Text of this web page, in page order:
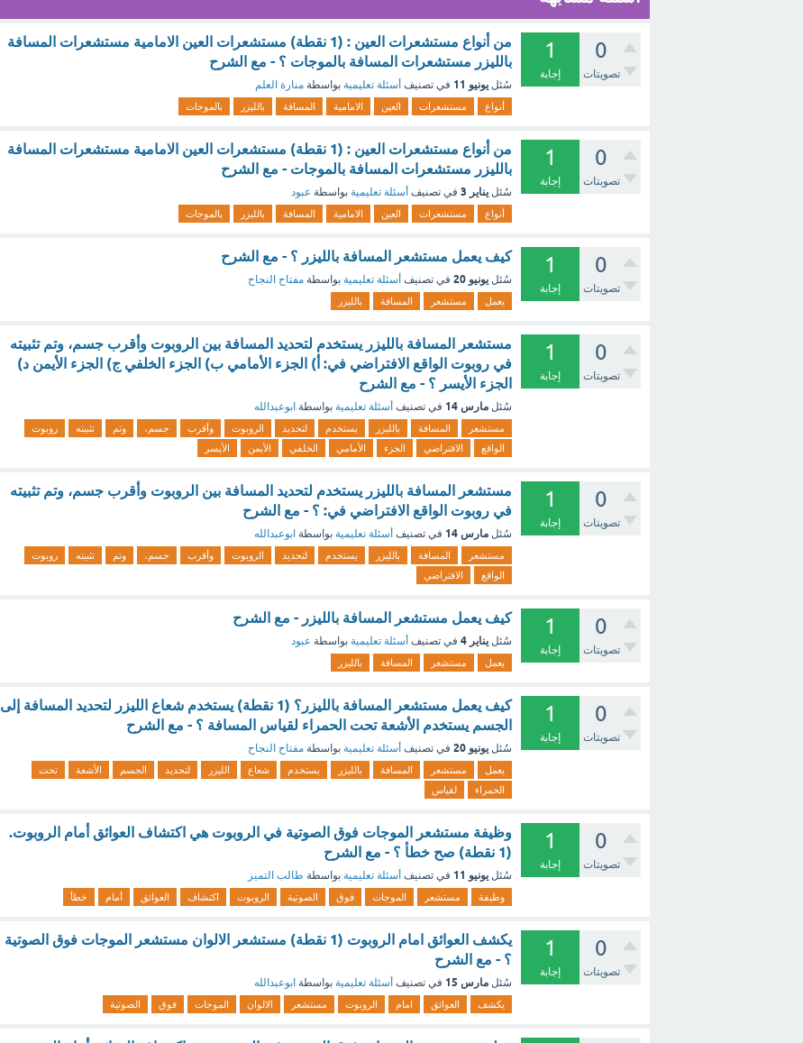
0
تصويتات
1
إجابة
من أنواع مستشعرات العين : (1 نقطة) مستشعرات العين الامامية مستشعرات المسافة
بالليزر مستشعرات المسافة بالموجات ؟ - مع الشرح
سُئل يونيو 11 في تصنيف أسئلة تعليمية بواسطة منارة العلم
أنواع مستشعرات العين الامامية المسافة بالليزر بالموجات
0
تصويتات
1
إجابة
من أنواع مستشعرات العين : (1 نقطة) مستشعرات العين الامامية مستشعرات المسافة
بالليزر مستشعرات المسافة بالموجات - مع الشرح
سُئل يناير 3 في تصنيف أسئلة تعليمية بواسطة عبود
أنواع مستشعرات العين الامامية المسافة بالليزر بالموجات
0
تصويتات
1
إجابة
كيف يعمل مستشعر المسافة بالليزر ؟ - مع الشرح
سُئل يونيو 20 في تصنيف أسئلة تعليمية بواسطة مفتاح النجاح
يعمل مستشعر المسافة بالليزر
0
تصويتات
1
إجابة
مستشعر المسافة بالليزر يستخدم لتحديد المسافة بين الروبوت وأقرب جسم، وتم تثبيته
في روبوت الواقع الافتراضي في: أ) الجزء الأمامي ب) الجزء الخلفي ج) الجزء الأيمن د)
الجزء الأيسر ؟ - مع الشرح
سُئل مارس 14 في تصنيف أسئلة تعليمية بواسطة ابوعبدالله
مستشعر المسافة بالليزر يستخدم لتحديد الروبوت وأقرب جسم، وتم تثبيته
روبوت
الواقع
الافتراضي الجزء الأمامي الخلفي الأيمن الأيسر
0
تصويتات
1
إجابة
مستشعر المسافة بالليزر يستخدم لتحديد المسافة بين الروبوت وأقرب جسم، وتم تثبيته
في روبوت الواقع الافتراضي في: ؟ - مع الشرح
سُئل مارس 14 في تصنيف أسئلة تعليمية بواسطة ابوعبدالله
مستشعر المسافة بالليزر يستخدم لتحديد الروبوت وأقرب جسم، وتم تثبيته
روبوت
الواقع
الافتراضي
0
تصويتات
1
إجابة
كيف يعمل مستشعر المسافة بالليزر - مع الشرح
سُئل يناير 4 في تصنيف أسئلة تعليمية بواسطة عبود
يعمل مستشعر المسافة بالليزر
0
تصويتات
1
إجابة
كيف يعمل مستشعر المسافة بالليزر؟ (1 نقطة) يستخدم شعاع الليزر لتحديد المسافة إلى
الجسم يستخدم الأشعة تحت الحمراء لقياس المسافة ؟ - مع الشرح
سُئل يونيو 20 في تصنيف أسئلة تعليمية بواسطة مفتاح النجاح
يعمل مستشعر المسافة بالليزر يستخدم شعاع الليزر لتحديد الجسم الأشعة
تحت
الحمراء
لقياس
0
تصويتات
1
إجابة
وظيفة مستشعر الموجات فوق الصوتية في الروبوت هي اكتشاف العوائق أمام الروبوت.
(1 نقطة) صح خطأ ؟ - مع الشرح
سُئل يونيو 11 في تصنيف أسئلة تعليمية بواسطة طالب التميز
وظيفة مستشعر الموجات فوق الصوتية الروبوت اكتشاف العوائق أمام خطأ
0
تصويتات
1
إجابة
يكشف العوائق امام الروبوت (1 نقطة) مستشعر الالوان مستشعر الموجات فوق الصوتية
؟ - مع الشرح
سُئل مارس 15 في تصنيف أسئلة تعليمية بواسطة ابوعبدالله
يكشف العوائق امام الروبوت مستشعر الالوان الموجات فوق الصوتية